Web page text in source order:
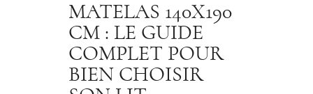
MATELAS 140X190
CM : LE GUIDE
COMPLET POUR
BIEN CHOISIR